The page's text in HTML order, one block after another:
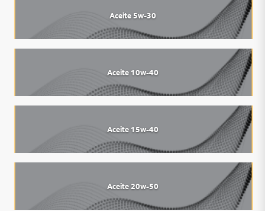
Aceite 5w-30
Aceite 10w-40
Aceite 15w-40
Aceite 20w-50